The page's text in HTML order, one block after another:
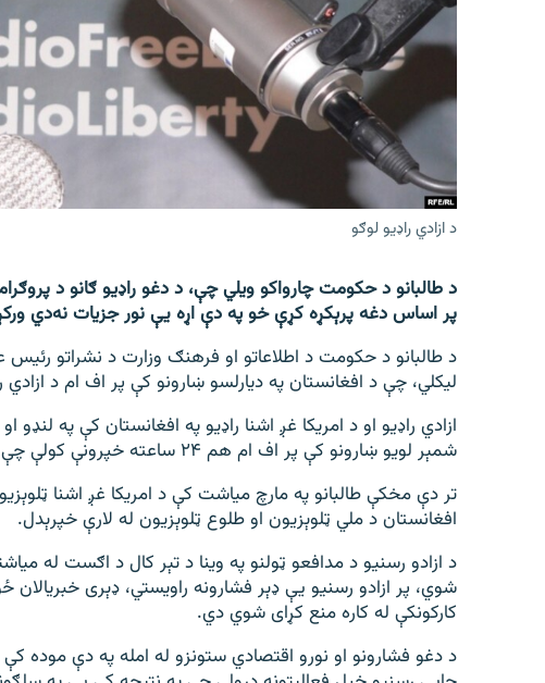
د ازادي راډيو لوګو
د طالبانو د حکومت چارواکو ویلي چې، د دغو راډیو ګانو د
پر اساس دغه پرېکړه کړې خو په دې اړه یې نور جزیات نه‌دي
د طالبانو د حکومت د اطلاعاتو او فرهنګ وزارت د نشراتو
لیکلي، چې د افغانستان په دیارلسو ښارونو کې پر اف ام د
ازادي راډیو او د امریکا غږ اشنا راډیو په افغانستان کې په
شمېر لویو ښارونو کې پر اف ام هم ۲۴ ساعته خپرونې کولې چې په ملیونونو اورېدونکو اورېدلې.
تر دې مخکې طالبانو په مارچ میاشت کې د امریکا غږ اشنا
افغانستان د ملي ټلوېزیون او طلوع ټلوېزیون له لارې خپرېدل.
د ازادو رسنیو د مدافعو ټولنو په وینا د تېر کال د اګست له
شوي، پر ازادو رسنیو یې ډېر فشارونه راويستي، ډېری
کارکونکې له کاره منع کړای شوي دي.
د دغو فشارونو او نورو اقتصادي ستونزو له امله په دې موده